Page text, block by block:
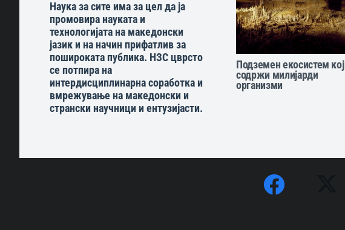
Наука за сите има за цел да ја
промовира науката и
технологијата на македонски
јазик и на начин прифатлив за
пошироката публика. НЗС цврсто
се потпира на
интердисциплинарна соработка и
вмрежување на македонски и
странски научници и ентузијасти.
Подземен екосистем кој
содржи милијарди
организми